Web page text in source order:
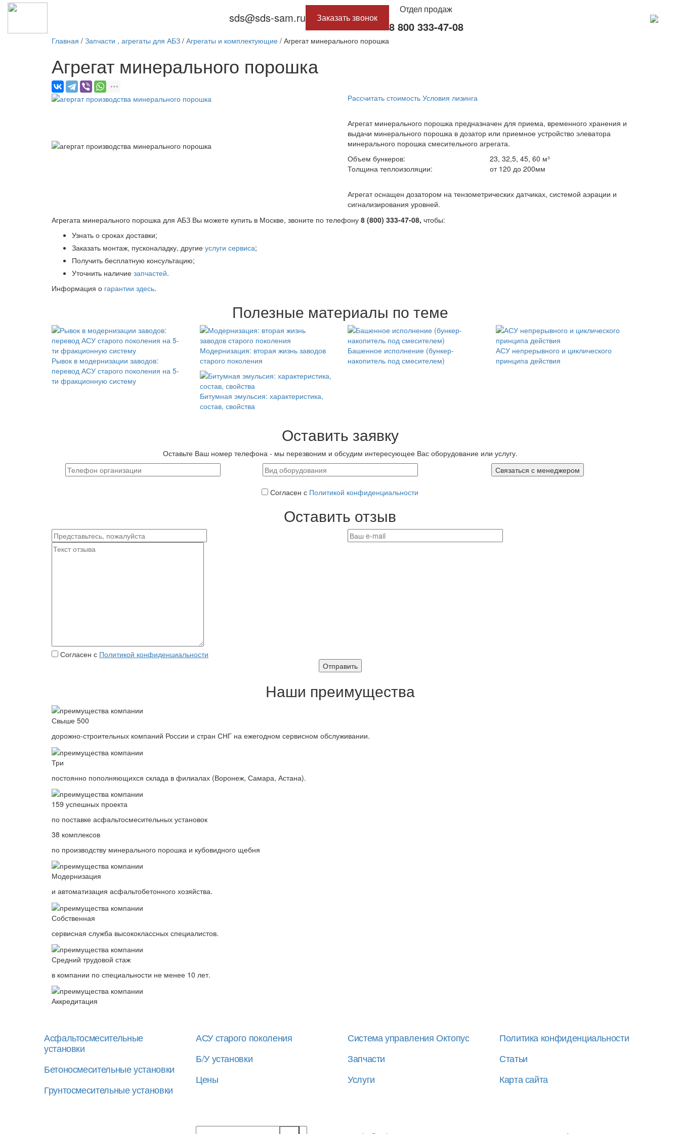
sds@sds-sam.ru Заказать звонок
Отдел продаж
8 800333-47-08
Главная / Запчасти , агрегаты для АБЗ / Агрегаты и комплектующие / Агрегат минерального порошка
Агрегат минерального порошка
Рассчитать стоимость Условия лизинга
Агрегат минерального порошка предназначен для приема, временного хранения и
выдачи минерального порошка в дозатор или приемное устройство элеватора
минерального порошка смесительного агрегата.
Объем бункеров:
23, 32,5, 45, 60 м³
Толщина теплоизоляции:
от 120 до 200мм
Агрегат оснащен дозатором на тензометрических датчиках, системой аэрации и
сигнализирования уровней.
Агрегата минерального порошка для АБЗ Вы можете купить в Москве, звоните по телефону 8 (800) 333-47-08, чтобы:
Узнать о сроках доставки;
Заказать монтаж, пусконаладку, другие услуги сервиса;
Получить бесплатную консультацию;
Уточнить наличие запчастей.
Информация о гарантии здесь.
Полезные материалы по теме
Рывок в модернизации заводов:
перевод АСУ старого поколения на 5-
ти фракционную систему
Модернизация: вторая жизнь заводов
старого поколения
Башенное исполнение (бункер-
накопитель под смесителем)
АСУ непрерывного и циклического
принципа действия
Битумная эмульсия: характеристика,
состав, свойства
Оставить заявку
Оставьте Ваш номер телефона - мы перезвоним и обсудим интересующее Вас оборудование или услугу.
Согласен с Политикой конфиденциальности
Оставить отзыв
Согласен с Политикой конфиденциальности
Наши преимущества
Свыше 500
дорожно-строительных компаний России и стран СНГ на ежегодном сервисном обслуживании.
Три
постоянно пополняющихся склада в филиалах (Воронеж, Самара, Астана).
159 успешных проекта
по поставке асфальтосмесительных установок
38 комплексов
по производству минерального порошка и кубовидного щебня
Модернизация
и автоматизация асфальтобетонного хозяйства.
Собственная
сервисная служба высококлассных специалистов.
Средний трудовой стаж
в компании по специальности не менее 10 лет.
Аккредитация
Асфальтосмесительные
установки
Бетоносмесительные установки
Грунтосмесительные установки
АСУ старого поколения
Б/У установки
Цены
Система управления Октопус
Запчасти
Услуги
Политика конфиденциальности
Статьи
Карта сайта